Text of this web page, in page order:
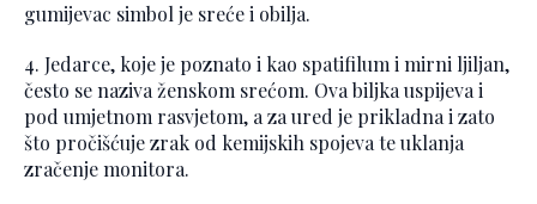
gumijevac simbol je sreće i obilja.
4. Jedarce, koje je poznato i kao spatifilum i mirni ljiljan,
često se naziva ženskom srećom. Ova biljka uspijeva i
pod umjetnom rasvjetom, a za ured je prikladna i zato
što pročišćuje zrak od kemijskih spojeva te uklanja
zračenje monitora.